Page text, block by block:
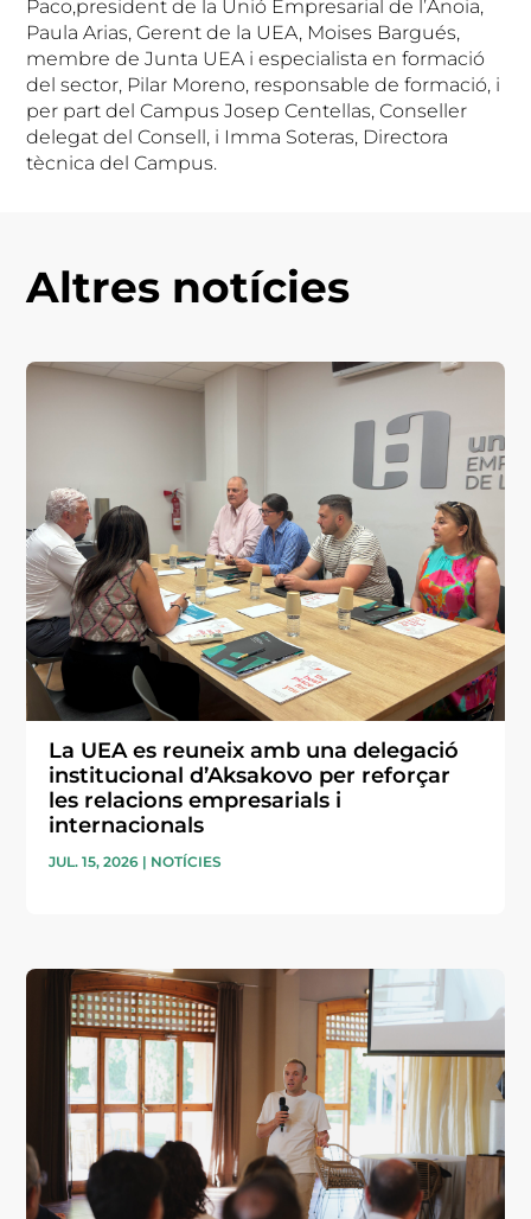
Paco,president de la Unió Empresarial de l’Anoia,
Paula Arias, Gerent de la UEA, Moises Bargués,
membre de Junta UEA i especialista en formació
del sector, Pilar Moreno, responsable de formació, i
per part del Campus Josep Centellas, Conseller
delegat del Consell, i Imma Soteras, Directora
tècnica del Campus.
Altres notícies
La UEA es reuneix amb una delegació
institucional d’Aksakovo per reforçar
les relacions empresarials i
internacionals
JUL. 15, 2026 | NOTÍCIES